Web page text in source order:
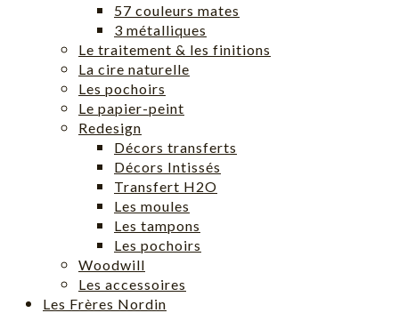
57 couleurs mates
3 métalliques
Le traitement & les finitions
La cire naturelle
Les pochoirs
Le papier-peint
Redesign
Décors transferts
Décors Intissés
Transfert H2O
Les moules
Les tampons
Les pochoirs
Woodwill
Les accessoires
Les Frères Nordin